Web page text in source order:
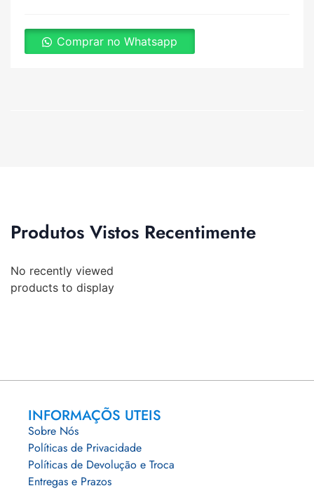
Comprar no Whatsapp
Produtos Vistos Recentimente
No recently viewed
products to display
INFORMAÇÕS UTEIS
Sobre Nós
Políticas de Privacidade
Políticas de Devolução e Troca
Entregas e Prazos